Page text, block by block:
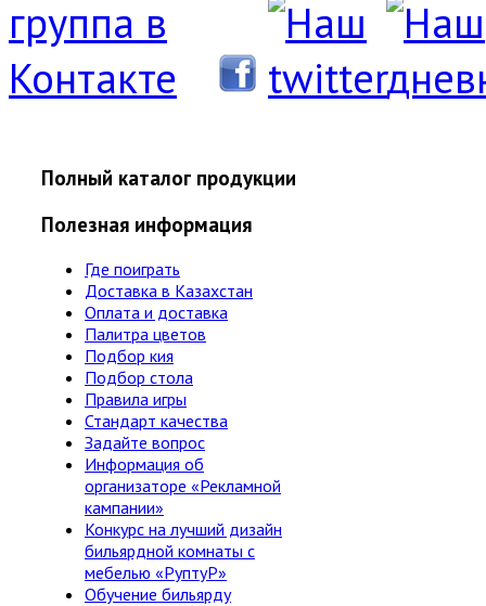
Полный каталог продукции
Полезная информация
Где поиграть
Доставка в Казахстан
Оплата и доставка
Палитра цветов
Подбор кия
Подбор стола
Правила игры
Стандарт качества
Задайте вопрос
Информация об
организаторе «Рекламной
кампании»
Конкурс на лучший дизайн
бильярдной комнаты с
мебелью «РуптуР»
Обучение бильярду